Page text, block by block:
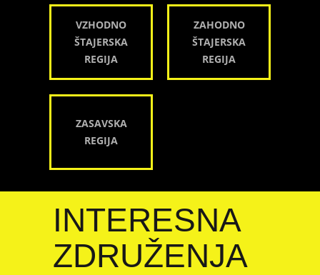
VZHODNO
ŠTAJERSKA
REGIJA
ZAHODNO
ŠTAJERSKA
REGIJA
ZASAVSKA
REGIJA
INTERESNA
ZDRUŽENJA